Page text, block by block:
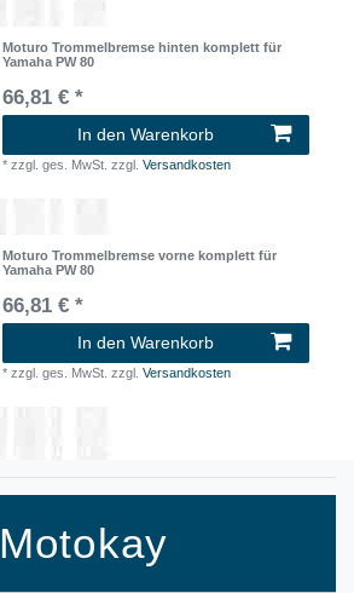
Moturo Trommelbremse hinten komplett für
Yamaha PW 80
66,81 € *
In den Warenkorb
*zzgl. ges. MwSt. zzgl.Versandkosten
Moturo Trommelbremse vorne komplett für
Yamaha PW 80
66,81 € *
In den Warenkorb
*zzgl. ges. MwSt. zzgl.Versandkosten
Motokay